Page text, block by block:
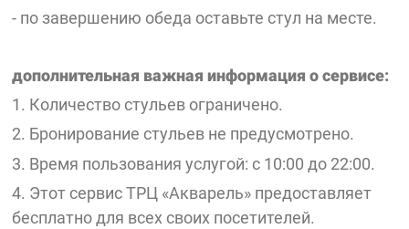
- по завершению обеда оставьте стул на месте.
дополнительная важная информация о сервисе:
1. Количество стульев ограничено.
2. Бронирование стульев не предусмотрено.
3. Время пользования услугой: с 10:00 до 22:00.
4. Этот сервис ТРЦ «Акварель» предоставляет
бесплатно для всех своих посетителей.